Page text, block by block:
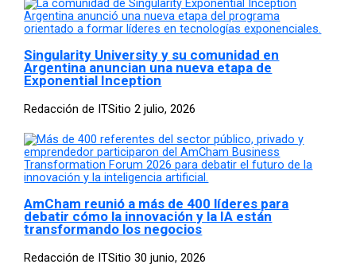
Singularity University y su comunidad en
Argentina anuncian una nueva etapa de
Exponential Inception
Redacción de ITSitio2 julio, 2026
AmCham reunió a más de 400 líderes para
debatir cómo la innovación y la IA están
transformando los negocios
Redacción de ITSitio30 junio, 2026